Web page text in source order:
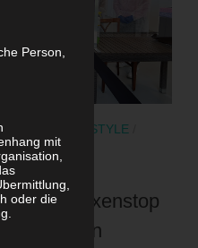
LIFESTYLE
Boxenstop
Geislingen
Person,
mit
oder die